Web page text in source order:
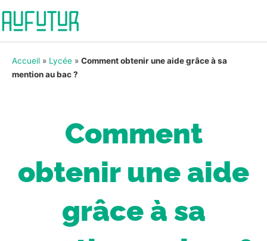
Accueil » Lycée » Comment obtenir une aide grâce à sa
mention au bac ?
Comment
obtenir une aide
grâce à sa